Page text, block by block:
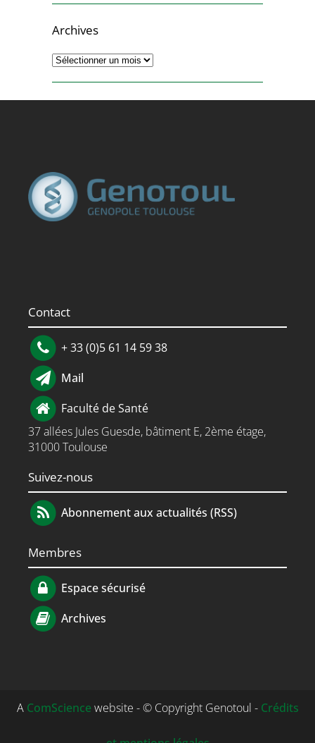
Archives
Archives
Contact
+ 33 (0)5 61 14 59 38
Mail
Faculté de Santé
37 allées Jules Guesde, bâtiment E, 2ème étage,
31000 Toulouse
Suivez-nous
Abonnement aux actualités (RSS)
Membres
Espace sécurisé
Archives
A ComSciencewebsite - © Copyright Genotoul - Crédits